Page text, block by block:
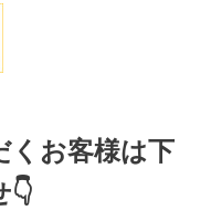
くお客様は下
👇